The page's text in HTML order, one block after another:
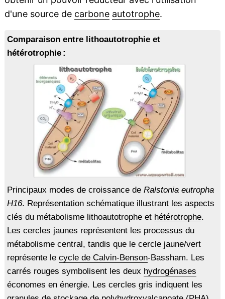
d'une source de carbone autotrophe.
Comparaison entre lithoautotrophie et
hétérotrophie :
Principaux modes de croissance de Ralstonia eutropha
H16. Représentation schématique illustrant les aspects
clés du métabolisme lithoautotrophe et hétérotrophe.
Les cercles jaunes représentent les processus du
métabolisme central, tandis que le cercle jaune/vert
représente le cycle de Calvin-Benson-Bassham. Les
carrés rouges symbolisent les deux hydrogénases
économes en énergie. Les cercles gris indiquent les